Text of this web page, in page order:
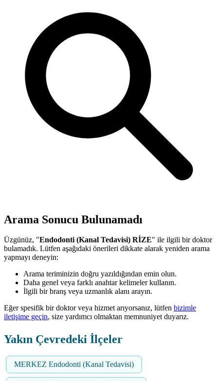
Arama Sonucu Bulunamadı
Üzgünüz, "Endodonti (Kanal Tedavisi) RİZE" ile ilgili bir doktor
bulamadık. Lütfen aşağıdaki önerileri dikkate alarak yeniden arama
yapmayı deneyin:
Arama teriminizin doğru yazıldığından emin olun.
Daha genel veya farklı anahtar kelimeler kullanın.
İlgili bir branş veya uzmanlık alanı arayın.
Eğer spesifik bir doktor veya hizmet arıyorsanız, lütfen bizimle
iletişime geçin, size yardımcı olmaktan memnuniyet duyarız.
Yakın Çevredeki İlçeler
MERKEZ Endodonti (Kanal Tedavisi)